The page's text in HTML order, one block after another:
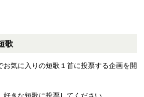
歌
お気に入りの短歌１首に投票する企画を開